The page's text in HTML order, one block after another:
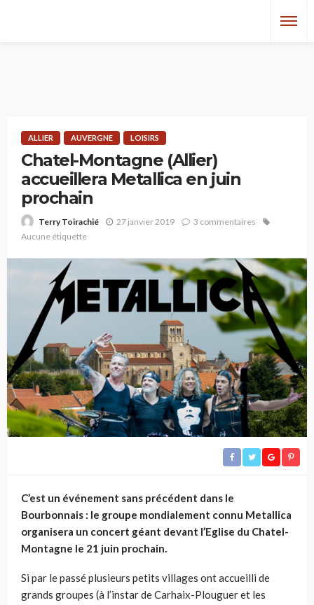
ALLIER AUVERGNE LOISIRS
Chatel-Montagne (Allier)
accueillera Metallica en juin
prochain
Terry Toirachié 27 janvier 2019
3 commentaires
Aucune étiquette
C’est un événement sans précédent dans le
Bourbonnais : le groupe mondialement connu Metallica
organisera un concert géant devant l’Eglise du Chatel-
Montagne le 21 juin prochain.
Si par le passé plusieurs petits villages ont accueilli de
grands groupes (à l’instar de Carhaix-Plouguer et les